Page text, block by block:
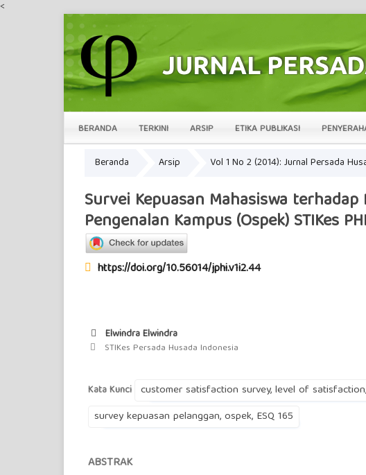
<
BERANDA TERKINI ARSIP ETIKA PUBLIKASI
Beranda Arsip Vol 1 No 2 (2014): Jurnal Persada
Survei Kepuasan Mahasiswa
Pengenalan Kampus (Ospek) STIKes PHI
https://doi.org/10.56014/jphi.v1i2.44
Elwindra Elwindra
STIKes Persada Husada Indonesia
Kata Kunci customer satisfaction survey, level of
survey kepuasan pelanggan, ospek, ESQ 165
ABSTRAK